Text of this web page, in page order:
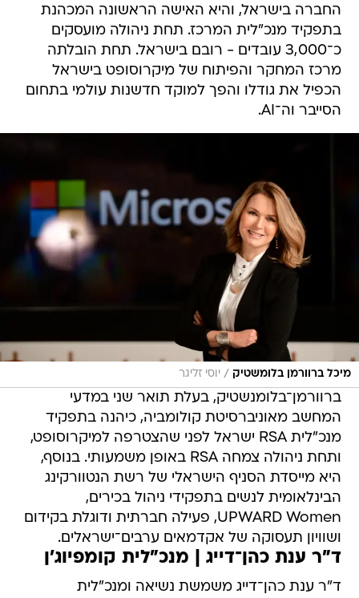
החברה בישראל, והיא האישה הראשונה המכהנת
בתפקיד מנכ"לית המרכז. תחת ניהולה מועסקים
כ־3,000 עובדים - רובם בישראל. תחת הובלתה
מרכז המחקר והפיתוח של מיקרוסופט בישראל
הכפיל את גודלו והפך למוקד חדשנות עולמי בתחום
הסייבר וה־AI.
מיכל ברוורמן בלומשטיק / יוסי זליגר
ברוורמן־בלומנשטיק, בעלת תואר שני במדעי
המחשב מאוניברסיטת קולומביה, כיהנה בתפקיד
מנכ"לית RSA ישראל לפני שהצטרפה למיקרוסופט,
ותחת ניהולה צמחה RSA באופן משמעותי. בנוסף,
היא מייסדת הסניף הישראלי של רשת הנטוורקינג
הבינלאומית לנשים בתפקידי ניהול בכירים,
UPWARD Women, פעילה חברתית ודוגלת בקידום
ושוויון תעסוקה של אקדמאים ערבים־ישראלים.
ד"ר ענת כהן־דייג | מנכ"לית קומפיוג'ן
ד"ר ענת כהן־דייג משמשת נשיאה ומנכ"לית